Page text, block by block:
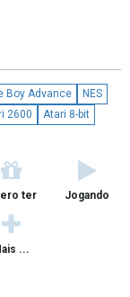
Boy Advance
NES
2600
Atari 8-bit
ter Jogando
...